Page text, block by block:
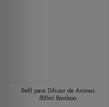
Refil para Difusor de Aromas
500ml Bamboo